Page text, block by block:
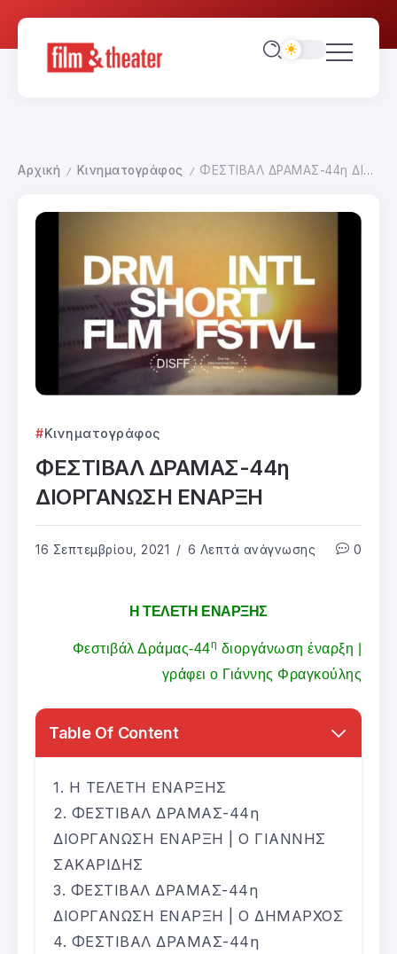
Αρχική / Κινηματογράφος / ΦΕΣΤΙΒΑΛ ΔΡΑΜΑΣ-44η ΔΙΟΡΓΑΝΩΣΗ ΕΝΑΡΞΗ
Κινηματογράφος
ΦΕΣΤΙΒΑΛ ΔΡΑΜΑΣ-44η
ΔΙΟΡΓΑΝΩΣΗ ΕΝΑΡΞΗ
16 Σεπτεμβρίου, 2021 6 Λεπτά ανάγνωσης 0
Η ΤΕΛΕΤΗ ΕΝΑΡΞΗΣ
Φεστιβάλ Δράμας-44η διοργάνωση έναρξη |
γράφει ο Γιάννης Φραγκούλης
Table Of Content
Η ΤΕΛΕΤΗ ΕΝΑΡΞΗΣ
ΦΕΣΤΙΒΑΛ ΔΡΑΜΑΣ-44η
ΔΙΟΡΓΑΝΩΣΗ ΕΝΑΡΞΗ | Ο ΓΙΑΝΝΗΣ
ΣΑΚΑΡΙΔΗΣ
ΦΕΣΤΙΒΑΛ ΔΡΑΜΑΣ-44η
ΔΙΟΡΓΑΝΩΣΗ ΕΝΑΡΞΗ | Ο ΔΗΜΑΡΧΟΣ
ΦΕΣΤΙΒΑΛ ΔΡΑΜΑΣ-44η